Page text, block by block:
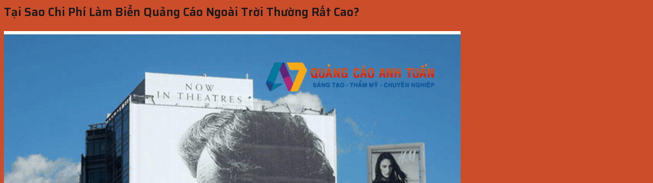
Tại Sao Chi Phí Làm Biển Quảng Cáo Ngoài Trời Thường Rất Cao?